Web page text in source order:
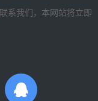
系我们，本网站将立即